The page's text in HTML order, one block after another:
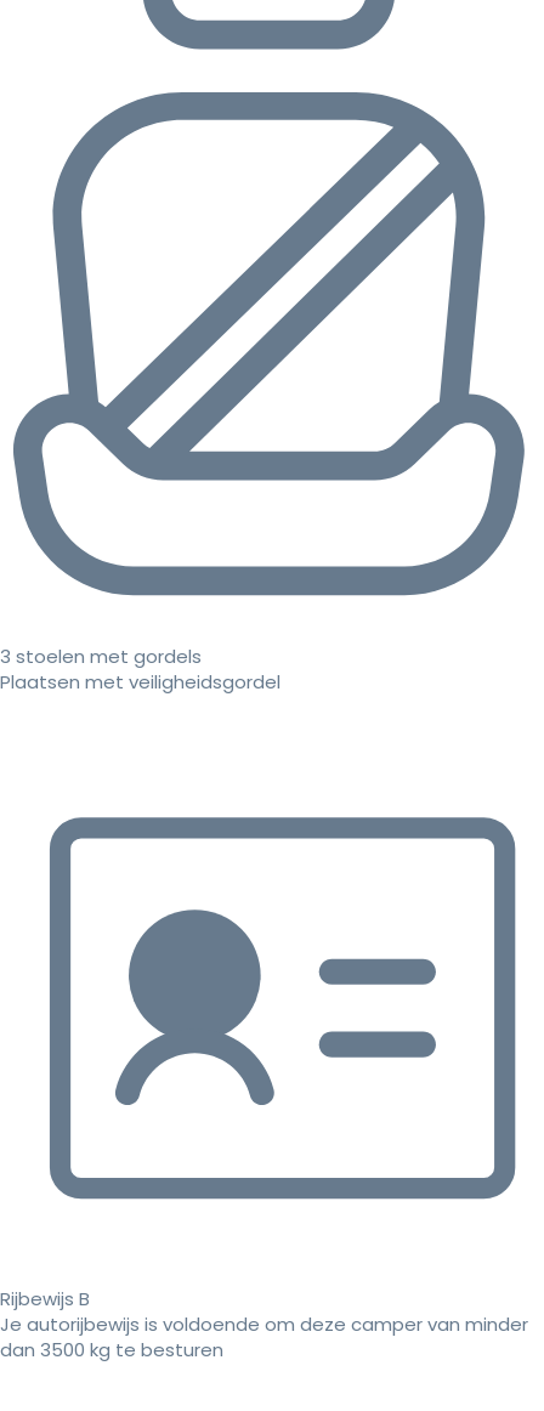
3 stoelen met gordels
Plaatsen met veiligheidsgordel
Rijbewijs B
Je autorijbewijs is voldoende om deze camper van minder
dan 3500 kg te besturen